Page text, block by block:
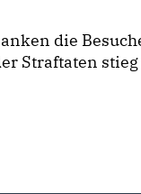
die
Straftaten